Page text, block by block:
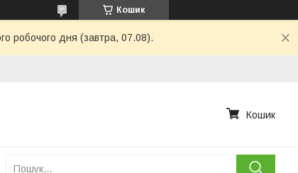
Кошик
робочого дня (завтра, 07.08).
Кошик